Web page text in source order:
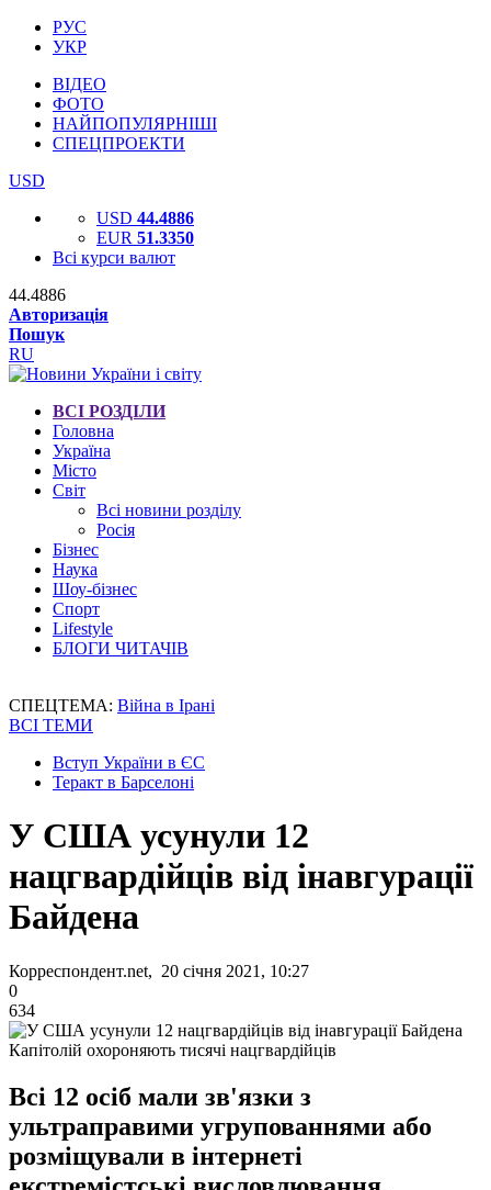
РУС
УКР
ВІДЕО
ФОТО
НАЙПОПУЛЯРНІШІ
СПЕЦПРОЕКТИ
USD
USD 44.4886
EUR 51.3350
Всі курси валют
44.4886
Авторизація
Пошук
RU
ВСІ РОЗДІЛИ
Головна
Україна
Місто
Світ
Всі новини розділу
Росія
Бізнес
Наука
Шоу-бізнес
Спорт
Lifestyle
БЛОГИ ЧИТАЧІВ
СПЕЦТЕМА: Війна в Ірані
ВСІ ТЕМИ
Вступ України в ЄС
Теракт в Барселоні
У США усунули 12
нацгвардійців від інавгурації
Байдена
Корреспондент.net, 20 січня 2021, 10:27
0
634
Капітолій охороняють тисячі нацгвардійців
Всі 12 осіб мали зв'язки з
ультраправими угрупованнями або
розміщували в інтернеті